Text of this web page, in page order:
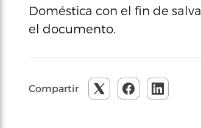
Doméstica con el fin de
el documento.
Compartir